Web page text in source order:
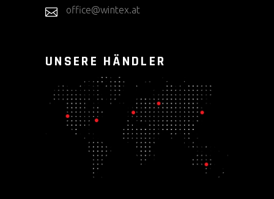
office@wintex.at
UNSERE HÄNDLER